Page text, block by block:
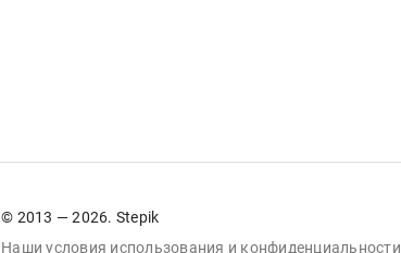
© 2013 — 2026. Stepik
Наши условия использования и конфиденциальности